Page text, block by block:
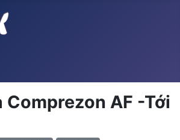
Comprezon AF -Tới